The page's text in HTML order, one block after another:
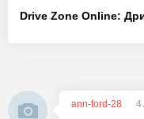
ann-ford-28
4